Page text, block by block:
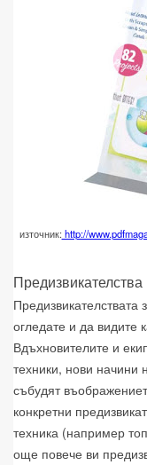
източник: http://
Предизвикателства
Предизвикателствата
огледате и да видите
Вдъхновителите и
техники, нови начини
събудят
конкретни
техника (например
още повече ви